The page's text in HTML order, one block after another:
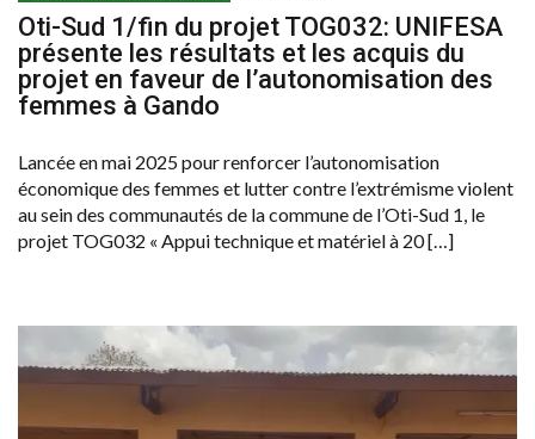
Oti-Sud 1/fin du projet TOG032: UNIFESA
présente les résultats et les acquis du
projet en faveur de l’autonomisation des
femmes à Gando
Lancée en mai 2025 pour renforcer l’autonomisation
économique des femmes et lutter contre l’extrémisme violent
au sein des communautés de la commune de l’Oti-Sud 1, le
projet TOG032 « Appui technique et matériel à 20 […]